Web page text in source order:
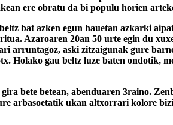
ere obratu da bi populu horien
bat azken egun hauetan azkarki
Azaroaren 20an 50 urte egin du
arruntagoz, aski zitzaigunak gure
Holako gau beltz luze baten ondotik,
bete betean, abenduaren 3raino.
arbasoetatik ukan altxorrari kolore